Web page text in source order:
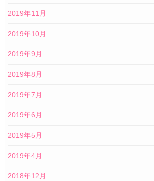
2019年11月
2019年10月
2019年9月
2019年8月
2019年7月
2019年6月
2019年5月
2019年4月
2018年12月